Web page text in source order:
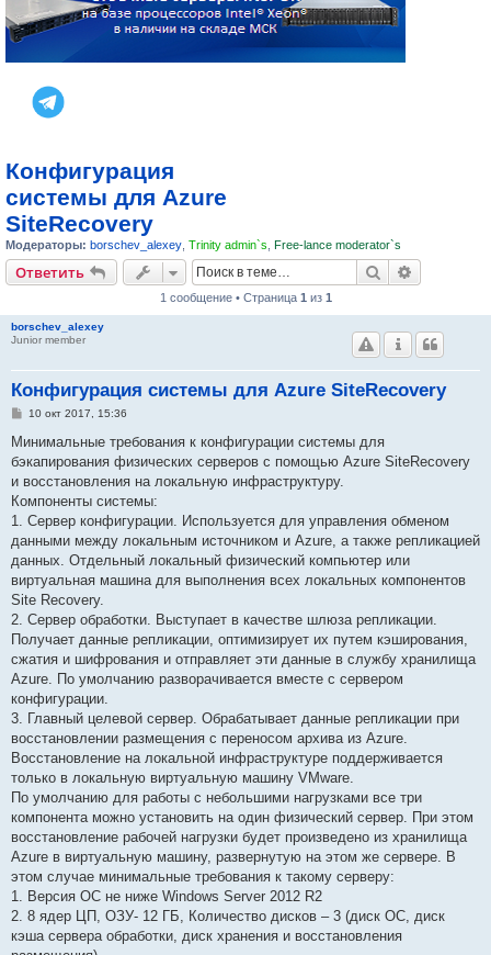
Конфигурация
системы для Azure
SiteRecovery
Модераторы: borschev_alexey Trinity admin`s Free-lance moderator`s
Ответить Поиск
1 сообщение • Страница 1 из 1
borschev_alexey
Junior member
Конфигурация системы для Azure SiteRecovery
С
о
щ
е
и
е
10 окт 2017, 15:36
Минимальные требования к конфигурации системы для
бэкапирования физических серверов с помощью Azure SiteRecovery
и восстановления на локальную инфраструктуру.
Компоненты системы:
1. Сервер конфигурации. Используется для управления обменом
данными между локальным источником и Azure, а также репликацией
данных. Отдельный локальный физический компьютер или
виртуальная машина для выполнения всех локальных компонентов
Site Recovery.
2. Сервер обработки. Выступает в качестве шлюза репликации.
Получает данные репликации, оптимизирует их путем кэширования,
сжатия и шифрования и отправляет эти данные в службу хранилища
Azure. По умолчанию разворачивается вместе с сервером
конфигурации.
3. Главный целевой сервер. Обрабатывает данные репликации при
восстановлении размещения с переносом архива из Azure.
Восстановление на локальной инфраструктуре поддерживается
только в локальную виртуальную машину VMware.
По умолчанию для работы с небольшими нагрузками все три
компонента можно установить на один физический сервер. При этом
восстановление рабочей нагрузки будет произведено из хранилища
Azure в виртуальную машину, развернутую на этом же сервере. В
этом случае минимальные требования к такому серверу:
1. Версия ОС не ниже Windows Server 2012 R2
2. 8 ядер ЦП, ОЗУ- 12 ГБ, Количество дисков – 3 (диск ОС, диск
кэша сервера обработки, диск хранения и восстановления